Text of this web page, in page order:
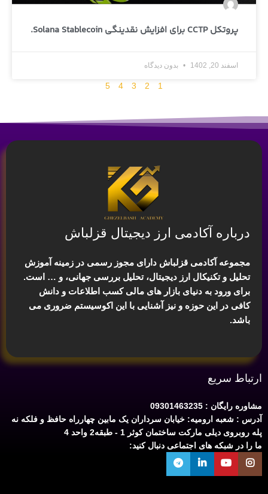
پروتکل CCTP برای افزایش نقدینگی Solana Stablecoin.
اسفند 20, 1402 بدون دیدگاه
1
2
3
4
5
درباره آکادمی ارز دیجیتال قزلباش
مجموعه آکادمی قزلباش دارای مجوز رسمی در زمینه آموزش
تحلیل و تکنیکال ارز دیجیتال، تحلیل بررسی جهانی، و … است.
برای ورود به دنیای بازار های مالی کسب اطلاعات و دانش
کافی در این حوزه و نیز آشنایی با این اکوسیستم ضروری می
باشد.
ارتباط سریع
مشاوره رایگان : 09301463235
آدرس : شعبه ارومیه: خیابان سرداران یک مابین چهارراه حافظ و فلکه نه
پله روبروی دیلی مارکت ساختمان کوثر 1 - طبقه2 واحد 4
ما را در شبکه های اجتماعی دنبال کنید: